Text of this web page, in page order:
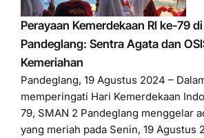
Perayaan Kemerdekaan RI ke-79
Pandeglang: Sentra Agata dan
Kemeriahan
Pandeglang, 19 Agustus 2024 –
memperingati Hari Kemerdekaan
79, SMAN 2 Pandeglang menggelar
yang meriah pada Senin, 19 Agustus